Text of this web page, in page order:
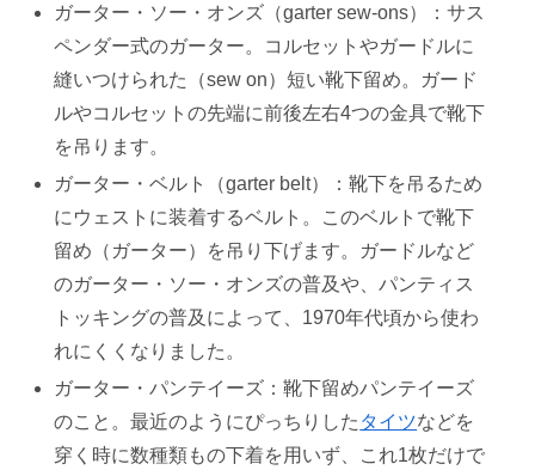
ガーター・ソー・オンズ（garter sew-ons）：サス
ペンダー式のガーター。コルセットやガードルに
縫いつけられた（sew on）短い靴下留め。ガード
ルやコルセットの先端に前後左右4つの金具で靴下
を吊ります。
ガーター・ベルト（garter belt）：靴下を吊るため
にウェストに装着するベルト。このベルトで靴下
留め（ガーター）を吊り下げます。ガードルなど
のガーター・ソー・オンズの普及や、パンティス
トッキングの普及によって、1970年代頃から使わ
れにくくなりました。
ガーター・パンテイーズ：靴下留めパンテイーズ
のこと。最近のようにぴっちりした タイツなどを
穿く時に数種類もの下着を用いず、これ1枚だけで